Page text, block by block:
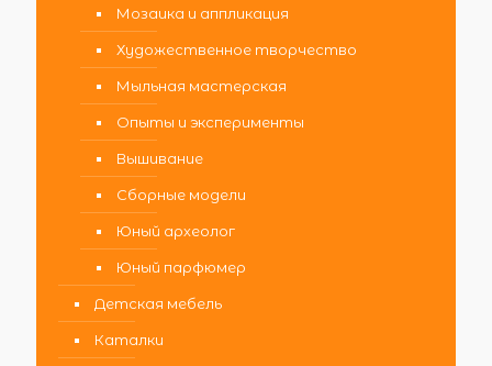
Мозаика и аппликация
Художественное творчество
Мыльная мастерская
Опыты и эксперименты
Вышивание
Сборные модели
Юный археолог
Юный парфюмер
Детская мебель
Каталки